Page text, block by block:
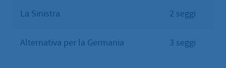
La Sinistra 2 seggi
Alternativa per la Germania 3 seggi